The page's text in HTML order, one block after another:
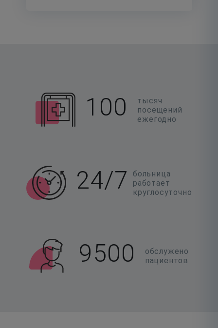
100
тысяч
посещений
ежегодно
24/7
больница
работает
круглосуточно
9500
обслужено
пациентов